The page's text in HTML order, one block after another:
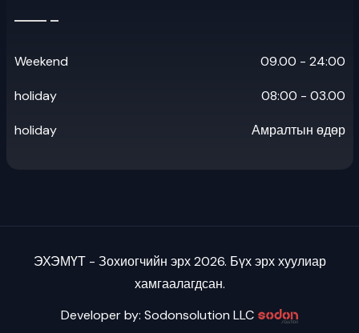
Weekend 09.00 - 24:00
holiday 08:00 - 03.00
holiday Амралтын өдөр
ЭХЭМҮТ - Зохиогчийн эрх 2026. Бүх эрх хуулиар
хамгаалагдсан.
Developer by: Sodonsolution LLC